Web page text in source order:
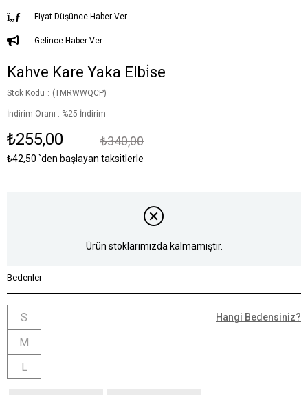
Fiyat Düşünce Haber Ver
Gelince Haber Ver
Kahve Kare Yaka Elbi̇se
Stok Kodu (TMRWWQCP)
İndirim Oranı : %25 İndirim
₺340,00
₺255,00
₺42,50 `den başlayan taksitlerle
Ürün stoklarımızda kalmamıştır.
Bedenler
S
M
L
Hangi Bedensiniz?